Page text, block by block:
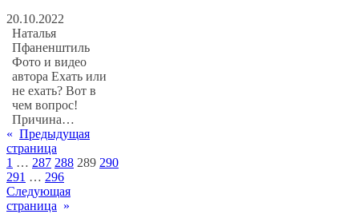
20.10.2022
Наталья
Пфаненштиль
Фото и видео
автора Ехать или
не ехать? Вот в
чем вопрос!
Причина…
« Предыдущая
страница
1 … 287 288 289 290
291 … 296
Следующая
страница »